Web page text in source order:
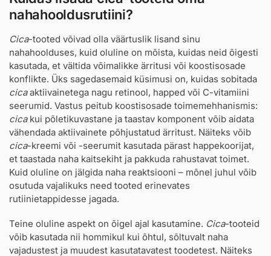
nahahooldusrutiini?
Cica-tooted võivad olla väärtuslik lisand sinu
nahahoolduses, kuid oluline on mõista, kuidas neid õigesti
kasutada, et vältida võimalikke ärritusi või koostisosade
konflikte. Üks sagedasemaid küsimusi on, kuidas sobitada
cicaaktiivainetega nagu retinool, happed või C-vitamiini
seerumid. Vastus peitub koostisosade toimemehhanismis:
cicakui põletikuvastane ja taastav komponent võib aidata
vähendada aktiivainete põhjustatud ärritust. Näiteks võib
cica-kreemi või -seerumit kasutada pärast happekoorijat,
et taastada naha kaitsekiht ja pakkuda rahustavat toimet.
Kuid oluline on jälgida naha reaktsiooni – mõnel juhul võib
osutuda vajalikuks need tooted erinevates
rutiinietappidesse jagada.
Teine oluline aspekt on õigel ajal kasutamine. Cica-tooteid
võib kasutada nii hommikul kui õhtul, sõltuvalt naha
vajadustest ja muudest kasutatavatest toodetest. Näiteks